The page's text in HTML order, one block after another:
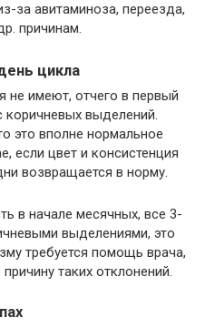
за авитаминоза, переезда,
причинам.
цикла
имеют, отчего в первый
выделений.
это вполне нормальное
если цвет и консистенция
возвращается в норму.
в начале месячных, все 3-
выделениями, это
требуется помощь врача,
таких отклонений.